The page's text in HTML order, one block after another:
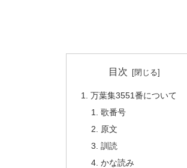
目次
万葉集3551番について
歌番号
原文
訓読
かな読み